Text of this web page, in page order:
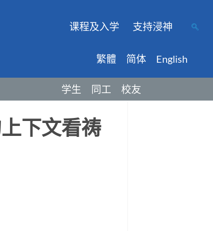
课程及入学 支持浸神
繁體 简体 English
学生 同工 校友
下文看祷